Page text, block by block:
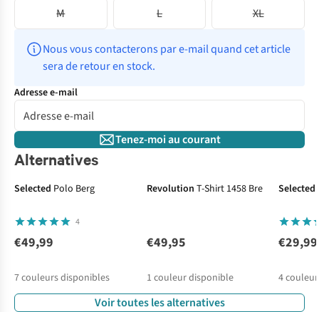
M
L XL
Nous vous contacterons par e-mail quand cet article
sera de retour en stock.
Adresse e-mail
Tenez-moi au courant
Alternatives
Selected Polo Berg
4
€49,99
7couleurs disponibles
Revolution T-Shirt 1458 Bre
€49,95
1 couleur disponible
Selected
€29,99
4
Voir toutes les alternatives